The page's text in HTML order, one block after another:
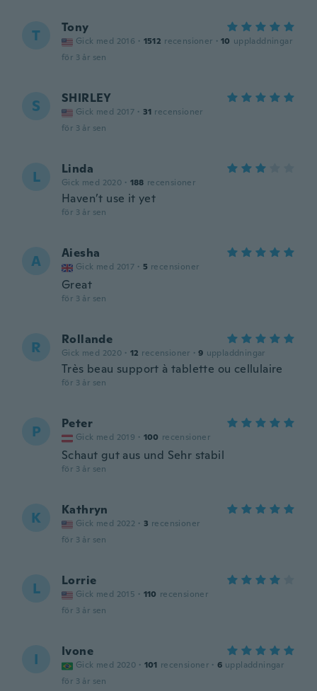
T Tony
Gick med 2016 · 1512 recensioner · 10 uppladdningar
för 3 år sen
S SHIRLEY
Gick med 2017 · 31 recensioner
för 3 år sen
L Linda
Gick med 2020 · 188 recensioner
Haven’t use it yet
för 3 år sen
A Aiesha
Gick med 2017 · 5 recensioner
Great
för 3 år sen
R Rollande
Gick med 2020 · 12 recensioner · 9 uppladdningar
Très beau support à tablette ou cellulaire
för 3 år sen
P Peter
Gick med 2019 · 100 recensioner
Schaut gut aus und Sehr stabil
för 3 år sen
K Kathryn
Gick med 2022 · 3 recensioner
för 3 år sen
L Lorrie
Gick med 2015 · 110 recensioner
för 3 år sen
I Ivone
Gick med 2020 · 101 recensioner · 6 uppladdningar
för 3 år sen